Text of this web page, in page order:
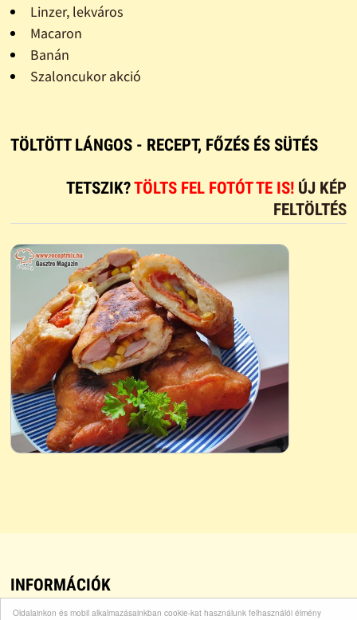
Oldalainkon és mobil alkalmazásainkban cookie-kat használunk felhasználói élmény
Linzer, lekváros
Macaron
Banán
Szaloncukor akció
TÖLTÖTT LÁNGOS - RECEPT, FŐZÉS ÉS SÜTÉS
TETSZIK?TÖLTS FEL FOTÓT TE IS! ÚJ KÉP
FELTÖLTÉS
INFORMÁCIÓK